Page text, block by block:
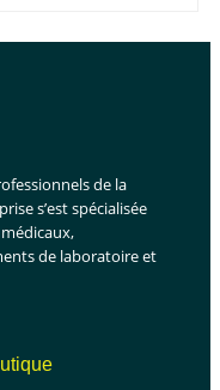
de la
s’est spécialisée
de laboratoire et